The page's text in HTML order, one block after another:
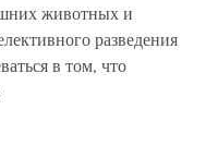
животных и
разведения
в том, что